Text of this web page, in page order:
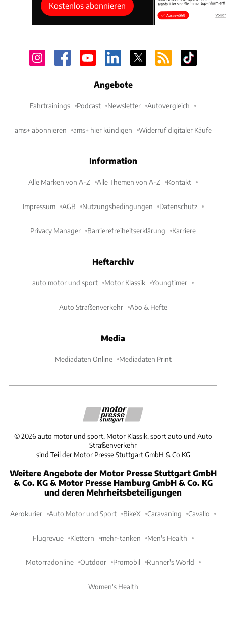
Kostenlos abonnieren
Angebote
Fahrtrainings Podcast Newsletter Autovergleich
ams+ abonnieren ams+ hier kündigen Widerruf digitaler Käufe
Information
Alle Marken von A-Z Alle Themen von A-Z Kontakt
Impressum AGB Nutzungsbedingungen Datenschutz
Privacy Manager Barrierefreiheitserklärung Karriere
Heftarchiv
auto motor und sport Motor Klassik Youngtimer
Auto Straßenverkehr Abo & Hefte
Media
Mediadaten Online Mediadaten Print
©2026 auto motor und sport, Motor Klassik, sport auto und Auto
Straßenverkehr
sind Teil der Motor Presse Stuttgart GmbH & Co.KG
Weitere Angebote der Motor Presse Stuttgart GmbH
& Co. KG & Motor Presse Hamburg GmbH & Co. KG
und deren Mehrheitsbeteiligungen
Aerokurier Auto Motor und Sport BikeX Caravaning Cavallo
Flugrevue Klettern mehr-tanken Men's Health
Motorradonline Outdoor Promobil Runner's World
Women's Health